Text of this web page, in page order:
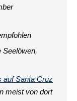
Seelöwen,
auf Santa Cruz
meist von dort